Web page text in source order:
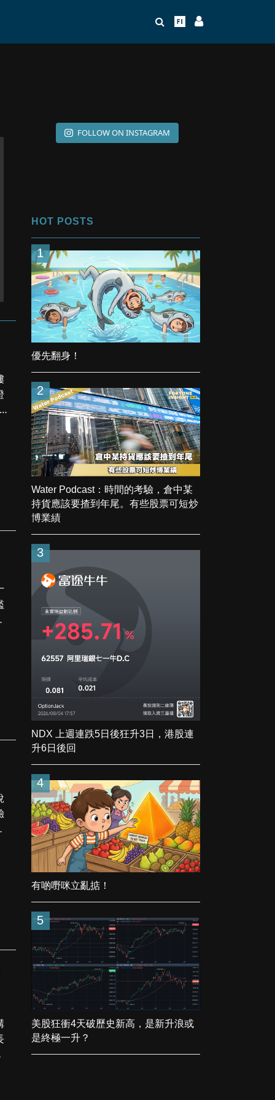
FOLLOW ON INSTAGRAM
HOT POSTS
1
優先翻身！
2
Water Podcast：時間的考驗，倉中某
持貨應該要揸到年尾。有些股票可短炒
博業績
3
NDX 上週連跌5日後狂升3日，港股連
升6日後回
4
有啲嘢咪立亂掂！
5
美股狂衝4天破歷史新高，是新升浪或
是終極一升？